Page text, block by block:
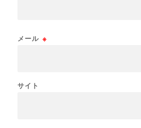
メール ※
サイト